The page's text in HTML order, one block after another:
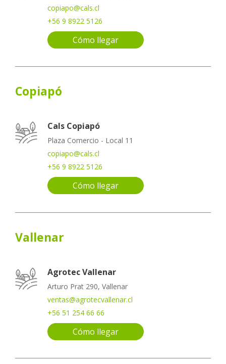
copiapo@cals.cl
+56 9 8922 5126
Cómo llegar
Copiapó
Cals Copiapó
Plaza Comercio - Local 11
copiapo@cals.cl
+56 9 8922 5126
Cómo llegar
Vallenar
Agrotec Vallenar
Arturo Prat 290, Vallenar
ventas@agrotecvallenar.cl
+56 51 254 66 66
Cómo llegar